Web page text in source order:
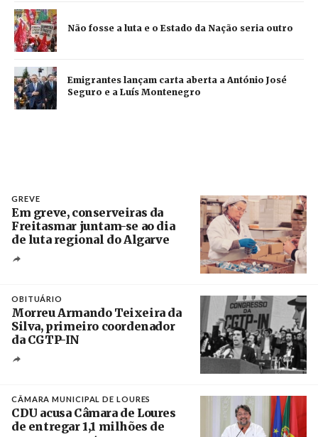
Não fosse a luta e o Estado da Nação seria outro
Emigrantes lançam carta aberta a António José
Seguro e a Luís Montenegro
GREVE
Em greve, conserveiras da
Freitasmar juntam-se ao dia
de luta regional do Algarve
OBITUÁRIO
Morreu Armando Teixeira da
Silva, primeiro coordenador
da CGTP-IN
CÂMARA MUNICIPAL DE LOURES
CDU acusa Câmara de Loures
de entregar 1,1 milhões de